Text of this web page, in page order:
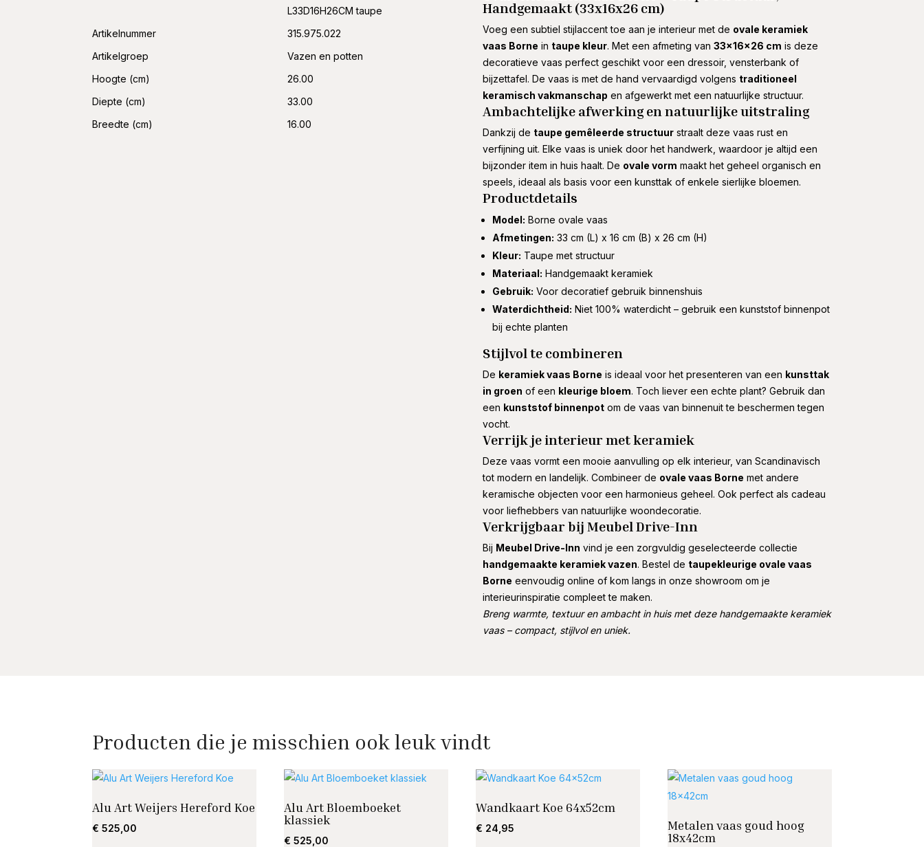
L33D16H26CM taupe
Artikelnummer
315.975.022
Artikelgroep
Vazen en potten
Hoogte (cm)
26.00
Diepte (cm)
33.00
Breedte (cm)
16.00
Handgemaakt (33x16x26 cm)
Voeg een subtiel stijlaccent toe aan je interieur met de ovale keramiek
vaas Borne in taupe kleur. Met een afmeting van 33x16x26 cm is deze
decoratieve vaas perfect geschikt voor een dressoir, vensterbank of
bijzettafel. De vaas is met de hand vervaardigd volgens traditioneel
keramisch vakmanschap en afgewerkt met een natuurlijke structuur.
Ambachtelijke afwerking en natuurlijke uitstraling
Dankzij de taupe gemêleerde structuurstraalt deze vaas rust en
verfijning uit. Elke vaas is uniek door het handwerk, waardoor je altijd een
bijzonder item in huis haalt. De ovale vorm maakt het geheel organisch en
speels, ideaal als basis voor een kunsttak of enkele sierlijke bloemen.
Productdetails
Model: Borne ovale vaas
Afmetingen: 33 cm (L) x 16 cm (B) x 26 cm (H)
Kleur: Taupe met structuur
Materiaal: Handgemaakt keramiek
Gebruik: Voor decoratief gebruik binnenshuis
Waterdichtheid: Niet 100% waterdicht – gebruik een kunststof binnenpot
bij echte planten
Stijlvol te combineren
De keramiek vaas Borne is ideaal voor het presenteren van een kunsttak
in groen of een kleurige bloem. Toch liever een echte plant? Gebruik dan
een kunststof binnenpotom de vaas van binnenuit te beschermen tegen
vocht.
Verrijk je interieur met keramiek
Deze vaas vormt een mooie aanvulling op elk interieur, van Scandinavisch
tot modern en landelijk. Combineer de ovale vaas Borne met andere
keramische objecten voor een harmonieus geheel. Ook perfect als cadeau
voor liefhebbers van natuurlijke woondecoratie.
Verkrijgbaar bij Meubel Drive-Inn
Bij Meubel Drive-Inn vind je een zorgvuldig geselecteerde collectie
handgemaakte keramiek vazen. Bestel de taupekleurige ovale vaas
Borne eenvoudig online of kom langs in onze showroom om je
interieurinspiratie compleet te maken.
Breng warmte, textuur en ambacht in huis met deze handgemaakte keramiek
vaas – compact, stijlvol en uniek.
Producten die je misschien ook leuk vindt
Alu Art Weijers Hereford Koe
€ 525,00
Alu Art Bloemboeket
klassiek
€ 525,00
Wandkaart Koe 64x52cm
€ 24,95
Metalen vaas goud hoog
18x42cm